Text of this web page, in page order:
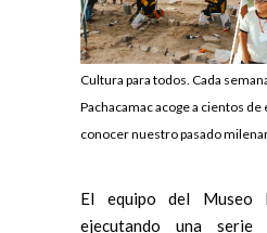
Cultura para todos. Cada
Pachacamac acoge a cientos
conocer nuestro pasado
El equipo del Museo
ejecutando una